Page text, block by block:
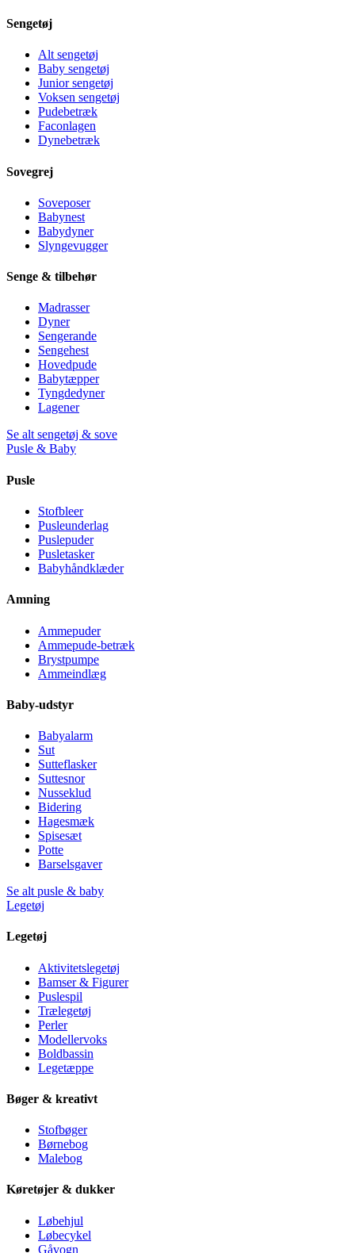
Sengetøj
Alt sengetøj
Baby sengetøj
Junior sengetøj
Voksen sengetøj
Pudebetræk
Faconlagen
Dynebetræk
Sovegrej
Soveposer
Babynest
Babydyner
Slyngevugger
Senge & tilbehør
Madrasser
Dyner
Sengerande
Sengehest
Hovedpude
Babytæpper
Tyngdedyner
Lagener
Se alt sengetøj & sove
Pusle & Baby
Pusle
Stofbleer
Pusleunderlag
Puslepuder
Pusletasker
Babyhåndklæder
Amning
Ammepuder
Ammepude-betræk
Brystpumpe
Ammeindlæg
Baby-udstyr
Babyalarm
Sut
Sutteflasker
Suttesnor
Nusseklud
Bidering
Hagesmæk
Spisesæt
Potte
Barselsgaver
Se alt pusle & baby
Legetøj
Legetøj
Aktivitetslegetøj
Bamser & Figurer
Puslespil
Trælegetøj
Perler
Modellervoks
Boldbassin
Legetæppe
Bøger & kreativt
Stofbøger
Børnebog
Malebog
Køretøjer & dukker
Løbehjul
Løbecykel
Gåvogn